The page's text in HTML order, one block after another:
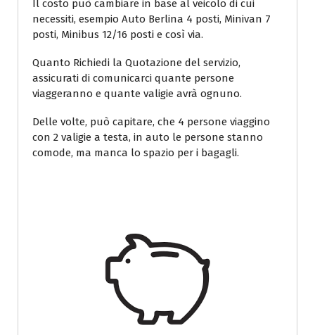
Il costo può cambiare in base al veicolo di cui
necessiti, esempio Auto Berlina 4 posti, Minivan 7
posti, Minibus 12/16 posti e così via.
Quanto Richiedi la Quotazione del servizio,
assicurati di comunicarci quante persone
viaggeranno e quante valigie avrà ognuno.
Delle volte, può capitare, che 4 persone viaggino
con 2 valigie a testa, in auto le persone stanno
comode, ma manca lo spazio per i bagagli.